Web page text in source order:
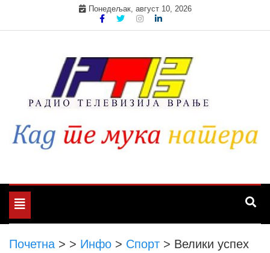
Понедељак, август 10, 2026
Toggle
navigation
Почетна > > Инфо > Спорт > Велики успех